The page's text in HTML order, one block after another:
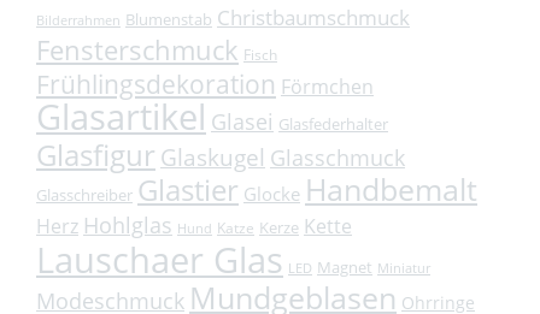
Bilderrahmen Blumenstab Christbaumschmuck
Fensterschmuck Fisch
Frühlingsdekoration Förmchen
Glasartikel Glasei Glasfederhalter
Glasfigur Glaskugel Glasschmuck
Glasschreiber Glastier Glocke Handbemalt
Herz Hohlglas Hund Katze Kerze Kette
Lauschaer Glas LED Magnet Miniatur
Modeschmuck Mundgeblasen Ohrringe